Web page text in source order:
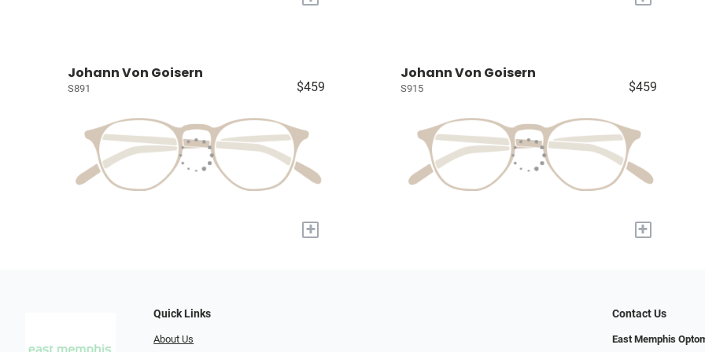
Johann Von Goisern
S891 $459
+
Johann Von Goisern
S915 $459
+
Quick Links
About Us
Contact Us
East Memphis